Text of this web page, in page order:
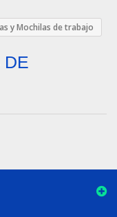
y Mochilas de trabajo
DE